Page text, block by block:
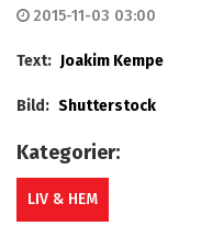
2015-11-03 03:00
Text: Joakim Kempe
Bild: Shutterstock
Kategorier:
LIV & HEM